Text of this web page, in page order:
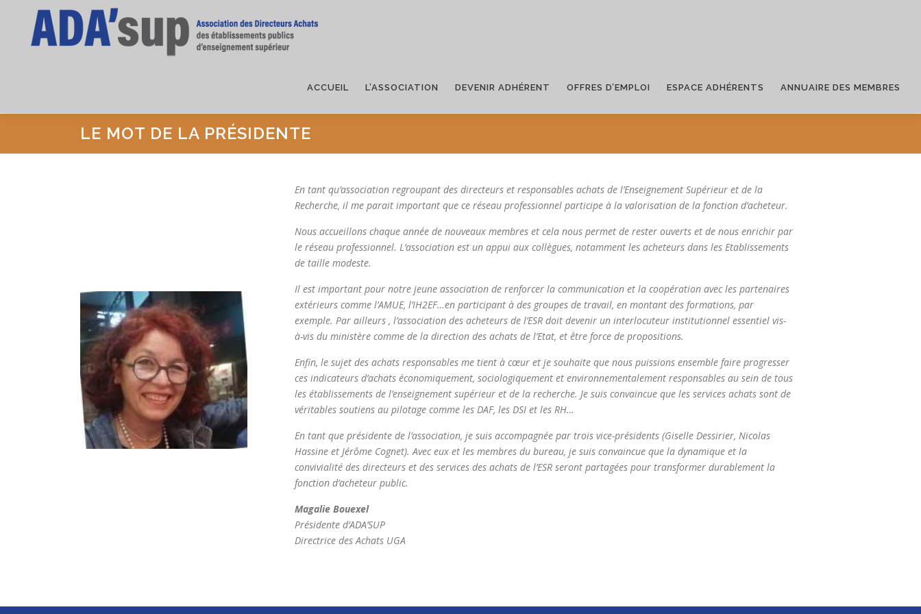
contenu
ACCUEIL L’ASSOCIATION DEVENIR ADHÉRENT OFFRES D’EMPLOI ESPACE ADHÉRENTS ANNUAIRE DES MEMBRES
LE MOT DE LA PRÉSIDENTE
En tant qu’association regroupant desdirecteurs et responsables achats de l’Enseignement Supérieur et de la
Recherche, il me parait important que ce réseau professionnel participe à la valorisation de la fonction d’acheteur.
Nous accueillons chaque année de nouveaux membres et cela nous permet de rester ouverts et de nous enrichir par
le réseau professionnel. L’association est un appui aux collègues, notamment les acheteurs dans les Etablissements
de taille modeste.
Ilest important pour notre jeune association de renforcer la communication et la coopération avec les partenaires
extérieurs comme l’AMUE, l’IH2EF…en participant à des groupes de travail, en montant des formations, par
exemple. Par ailleurs , l’association des acheteurs de l’ESR doit devenir un interlocuteur institutionnel essentiel vis-
à-vis du ministère comme de la direction des achats de l’Etat, et être force de propositions.
Enfin, le sujet des achats responsables me tient à cœur et je souhaite que nous puissions ensemble faire progresser
ces indicateurs d’achats économiquement, sociologiquement et environnementalement responsables au sein de tous
les établissements de l’enseignement supérieur et de la recherche. Je suis convaincue que les services achats sont de
véritables soutiens au pilotage comme les DAF, les DSI et les RH…
En tant que présidente de l’association, je suis accompagnée par trois vice-présidents (Giselle Dessirier, Nicolas
Hassine et Jérôme Cognet). Avec eux et les membres du bureau, je suis convaincue que la dynamique et la
convivialité des directeurs et des services des achats de l’ESR seront partagées pour transformer durablement la
fonction d’acheteur public.
Magalie Bouexel
Présidente d’ADA’SUP
Directrice des Achats UGA